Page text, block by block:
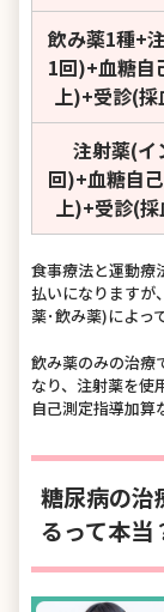
飲み薬1種+
1回)+血糖自
上)+受診(
注射薬(イ
回)+血糖自
上)+受診(
食事療法と運動療
払いになりますが
薬･飲み薬)によっ
飲み薬のみの治療
なり、注射薬を使
自己測定指導加算
糖尿病の治
るって本当